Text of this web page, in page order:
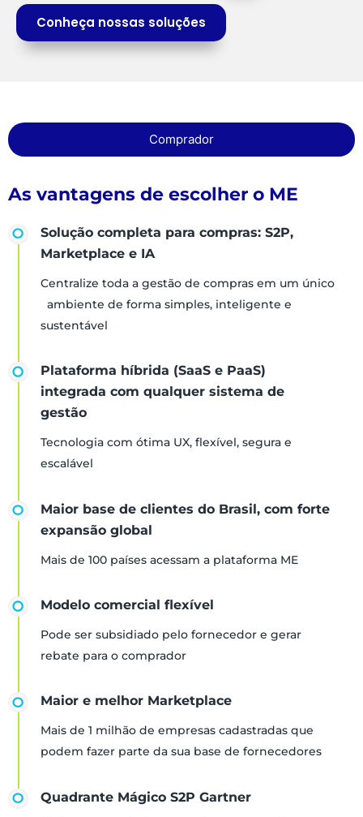
Conheça nossas soluções
Comprador
As vantagens de escolher o ME
Solução completa para compras: S2P,
Marketplace e IA
Centralize toda a gestão de compras em um único
ambiente de forma simples, inteligente e
sustentável
Plataforma híbrida (SaaS e PaaS)
integrada com qualquer sistema de
gestão
Tecnologia com ótima UX, flexível, segura e
escalável
Maior base de clientes do Brasil, com forte
expansão global
Mais de 100 países acessam a plataforma ME
Modelo comercial flexível
Pode ser subsidiado pelo fornecedor e gerar
rebate para o comprador
Maior e melhor Marketplace
Mais de 1 milhão de empresas cadastradas que
podem fazer parte da sua base de fornecedores
Quadrante Mágico S2P Gartner